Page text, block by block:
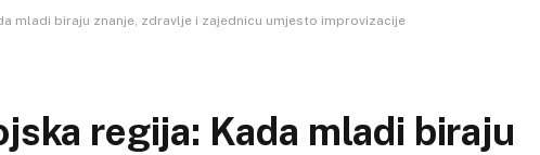
mladi biraju znanje, zdravlje i zajednicu umjesto improvizacije
regija: Kada mladi biraju